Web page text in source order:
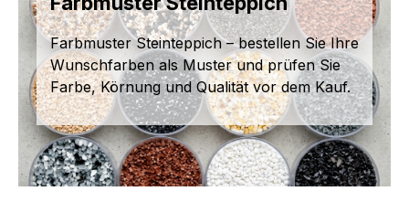
Farbmuster Steinteppich – bestellen Sie Ihre
Wunschfarben als Muster und prüfen Sie
Farbe, Körnung und Qualität vor dem Kauf.